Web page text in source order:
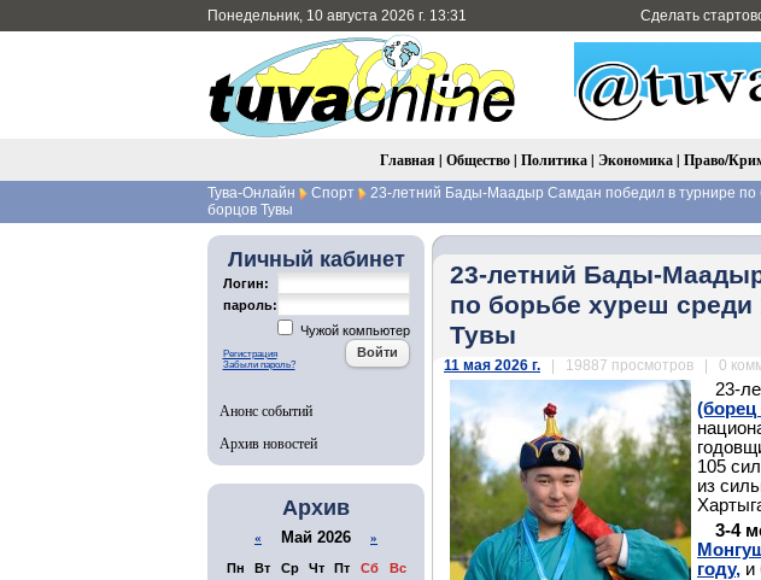
Понедельник, 10 августа 2026 г. 13:31 Сделать
Главная | Общество| Политика| Экономика| Право/
Тува-Онлайн Спорт
23-летний Бады-Маадыр Самдан победил в турнире по
борцов Тувы
Личный кабинет
Логин:
пароль:
Чужой компьютер
Регистрация
Забыли пароль?
Анонс событий
Архив новостей
Архив
« Май 2026 »
Пн Вт Ср Чт Пт Сб
Вс
23-летний Бады-
по борьбе хуреш
Тувы
11 мая 2026 г. | 19887 просмотров | 0
23-
105
из
3-4
году, и